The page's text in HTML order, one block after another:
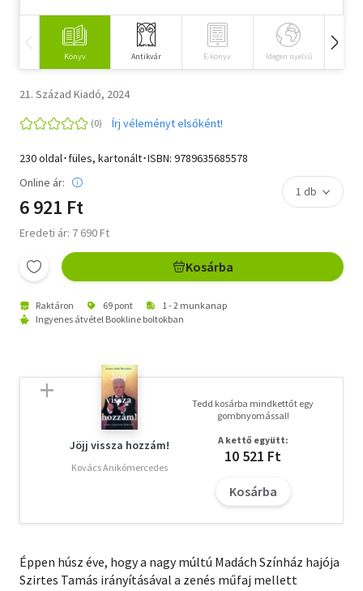
Történelem
Vallás
Könyv Antikvár E-könyv Idegen nyelvű
21. Század Kiadó, 2024
Írj véleményt elsőként!
230 oldal･füles, kartonált･ISBN: 9789635685578
Online ár:
6 921 Ft
Eredeti ár: 7 690 Ft
Kosárba
Raktáron 69 pont
1 - 2 munkanap
Ingyenes átvétel Bookline boltokban
Jöjj vissza hozzám!
Kovács Anikómercedes
Tedd kosárba mindkettőt egy
gombnyomással!
A kettő együtt:
10 521 Ft
Kosárba
Éppen húsz éve, hogy a nagy múltú Madách Színház hajója
Szirtes Tamás irányításával a zenés műfaj mellett